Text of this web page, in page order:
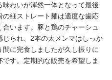
わいが渾然一体となって最後
の細ストレート麺は適度な歯応
います。豚と鶏のチャーシュ
られ、2本の太メンマはしっか
に完食しましたが久し振りに
す。定期的な販売を希望しま